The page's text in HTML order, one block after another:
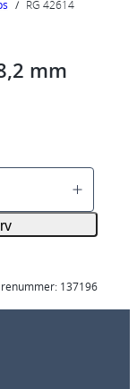
/ RG 42614
mm
137196